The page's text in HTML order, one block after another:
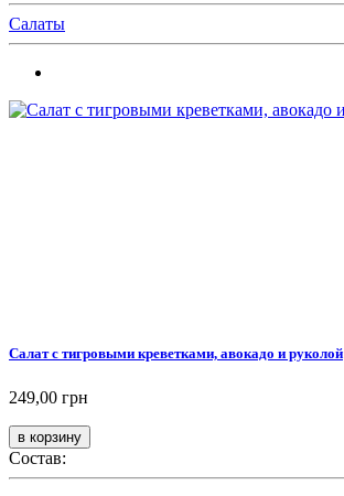
Салаты
Салат с тигровыми креветками, авокадо и руколой
249,00 грн
Состав: